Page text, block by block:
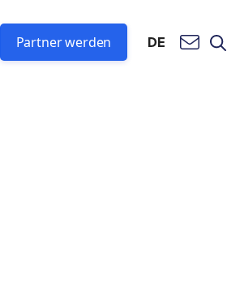
Partner werden DE